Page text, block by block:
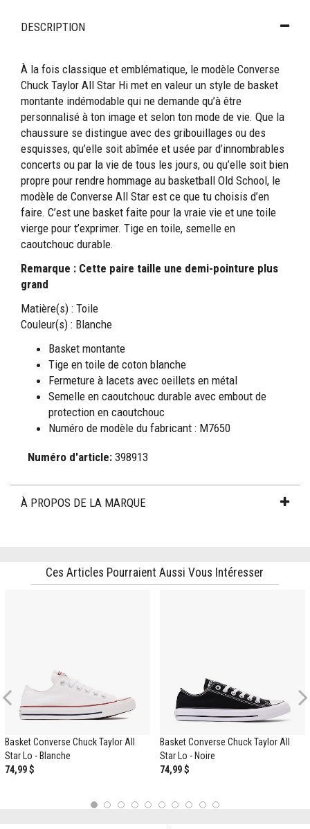
DESCRIPTION
À la fois classique et emblématique, le modèle Converse
Chuck Taylor All Star Hi met en valeur un style de basket
montante indémodable qui ne demande qu’à être
personnalisé à ton image et selon ton mode de vie. Que la
chaussure se distingue avec des gribouillages ou des
esquisses, qu’elle soit abîmée et usée par d’innombrables
concerts ou par la vie de tous les jours, ou qu’elle soit bien
propre pour rendre hommage au basketball Old School, le
modèle de Converse All Star est ce que tu choisis d’en
faire. C’est une basket faite pour la vraie vie et une toile
vierge pour t’exprimer. Tige en toile, semelle en
caoutchouc durable.
Remarque : Cette paire taille une demi-pointure plus
grand
Matière(s) : Toile
Couleur(s) : Blanche
Basket montante
Tige en toile de coton blanche
Fermeture à lacets avec oeillets en métal
Semelle en caoutchouc durable avec embout de
protection en caoutchouc
Numéro de modèle du fabricant : M7650
Numéro d'article:398913
À PROPOS DE LA MARQUE
Ces Articles Pourraient Aussi Vous Intéresser
Previous
Basket Converse Chuck Taylor All
Star Lo - Blanche
74,99 $
Basket Converse Chuck Taylor All
Star Lo - Noire
74,99 $